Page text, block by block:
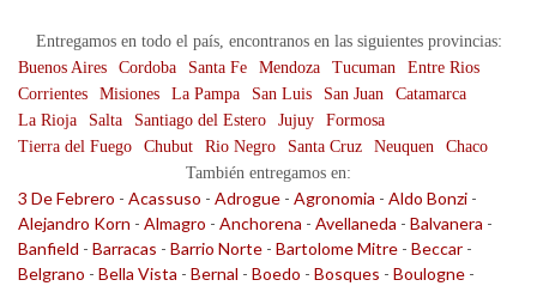
Entregamos en todo el país, encontranos en las siguientes provincias:
Buenos Aires
Cordoba Santa Fe Mendoza Tucuman
Entre Rios
Corrientes
Misiones La Pampa San Luis San Juan
Catamarca
La Rioja
Salta Santiago del Estero Jujuy
Formosa
Tierra del Fuego
Chubut Rio Negro Santa Cruz Neuquen
Chaco
También entregamos en:
3 De Febrero - Acassuso - Adrogue - Agronomia - Aldo Bonzi -
Alejandro Korn - Almagro - Anchorena - Avellaneda - Balvanera -
Banfield - Barracas - Barrio Norte - Bartolome Mitre - Beccar -
Belgrano - Bella Vista - Bernal - Boedo - Bosques - Boulogne -